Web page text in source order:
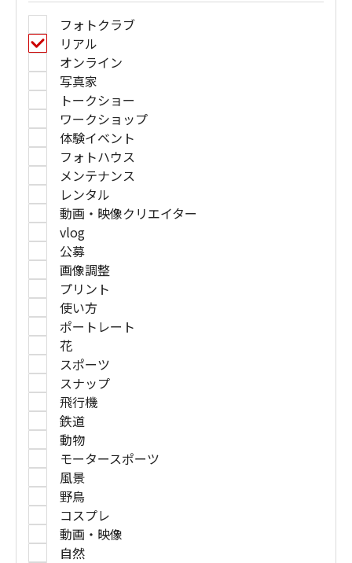
フォトクラブ
リアル
オンライン
写真家
トークショー
ワークショップ
体験イベント
フォトハウス
メンテナンス
レンタル
動画・映像クリエイター
vlog
公募
画像調整
プリント
使い方
ポートレート
花
スポーツ
スナップ
飛行機
鉄道
動物
モータースポーツ
風景
野鳥
コスプレ
動画・映像
自然